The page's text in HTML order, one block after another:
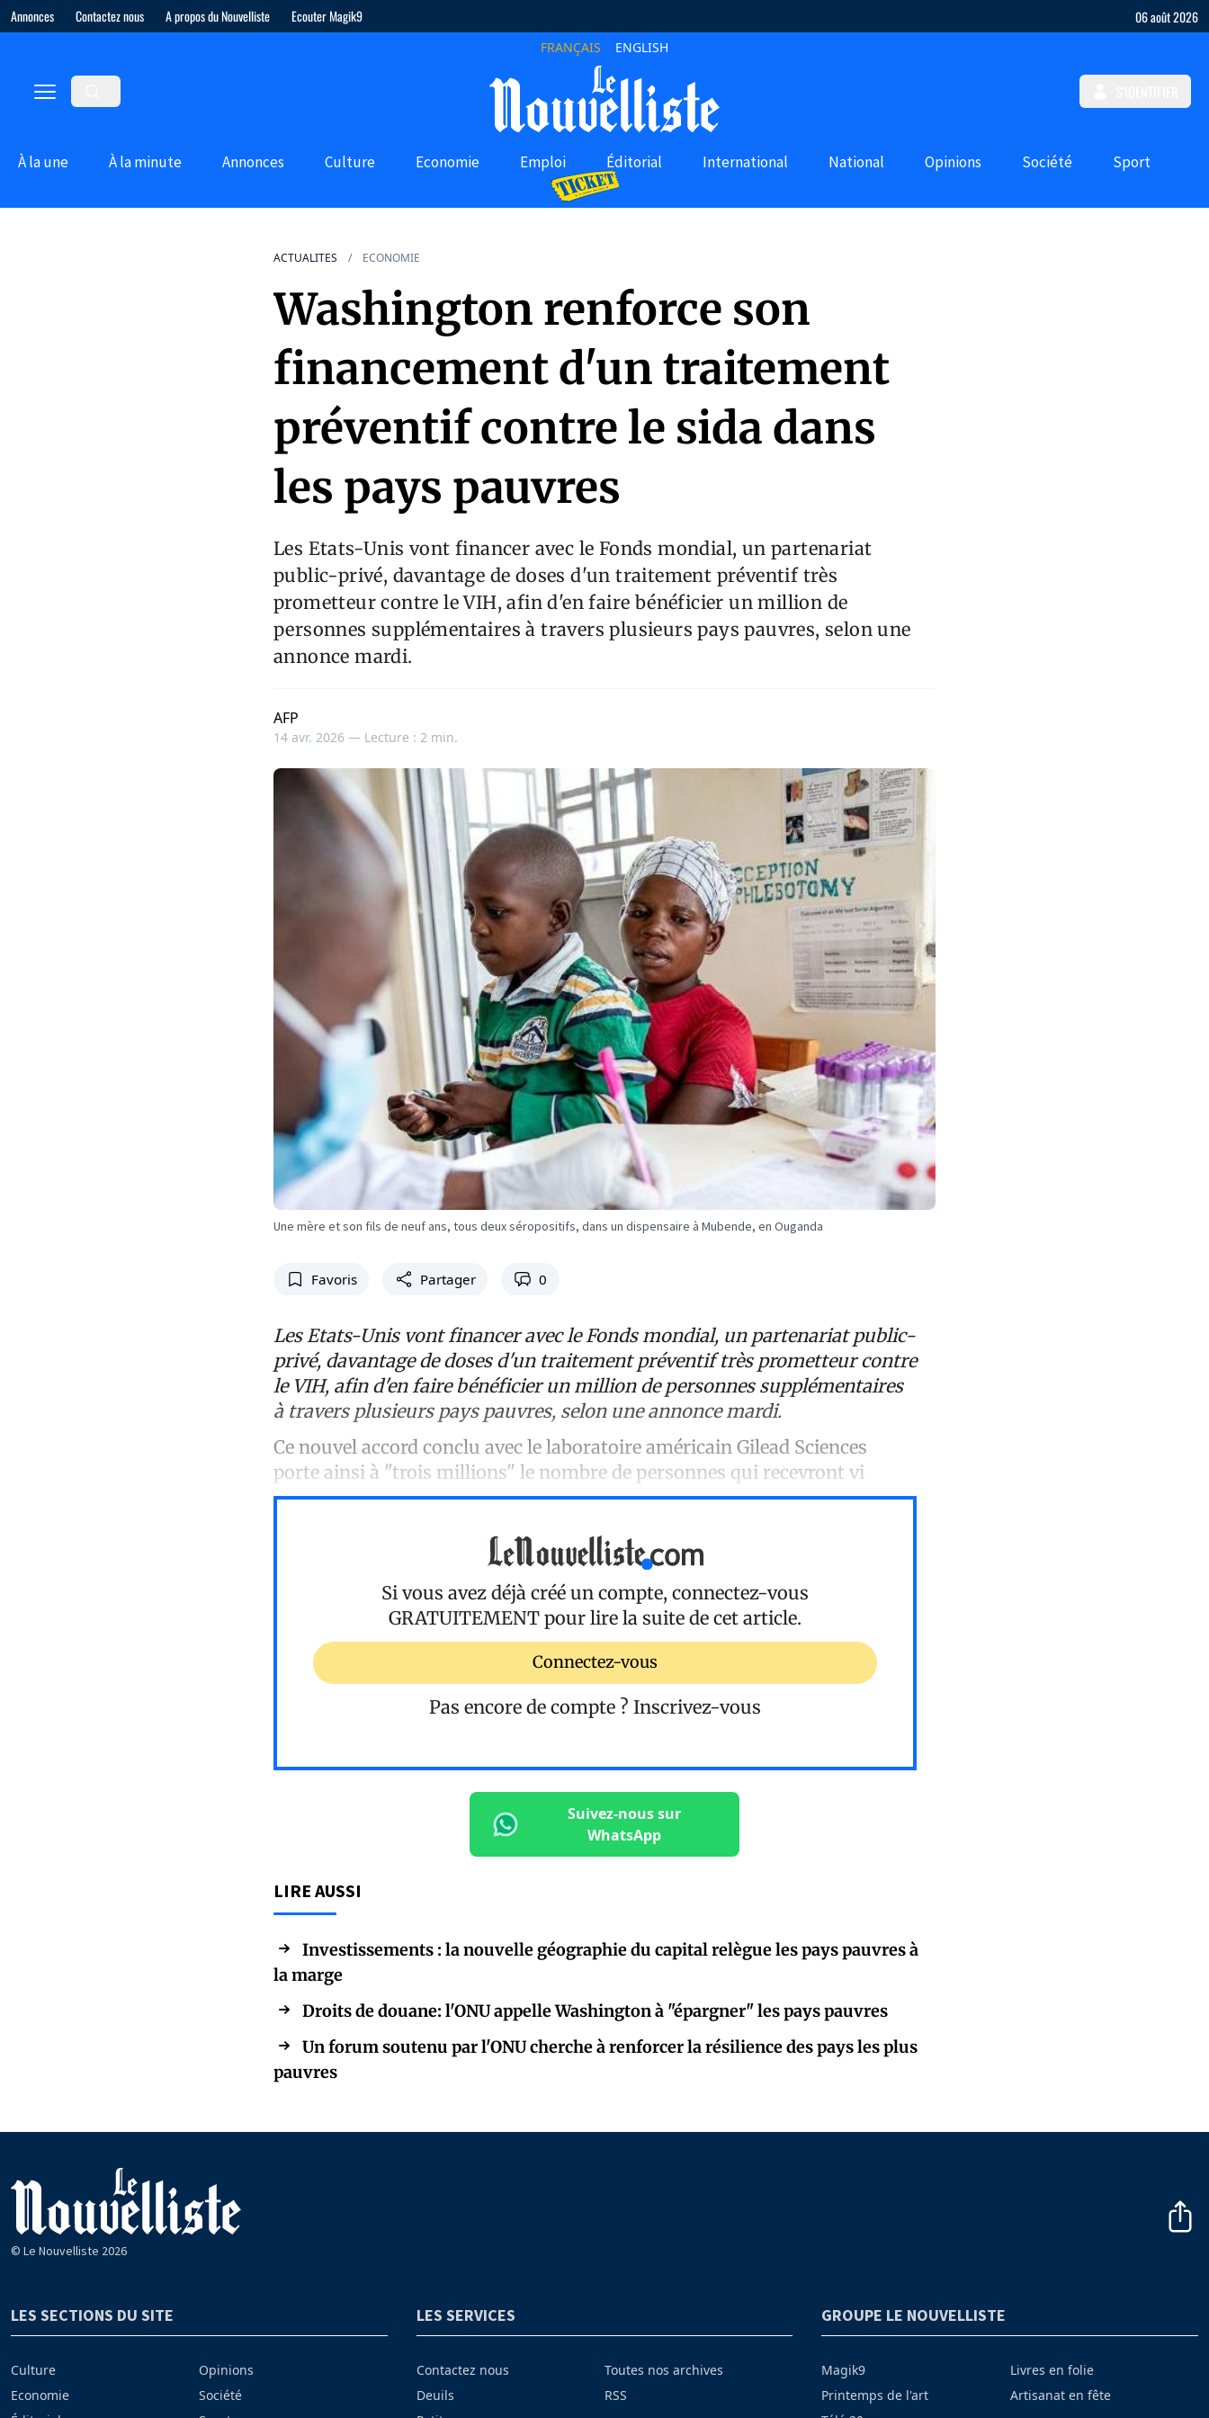
Annonces Contactez nous A propos du Nouvelliste Ecouter Magik9 06 août 2026
FRANÇAIS ENGLISH
À la une À la minute Annonces Culture Economie Emploi Éditorial International National Opinions Société Sport
ACTUALITES ECONOMIE
Washington renforce son
financement d'un traitement
préventif contre le sida dans
les pays pauvres
Les Etats-Unis vont financer avec le Fonds mondial, un partenariat
public-privé, davantage de doses d'un traitement préventif très
prometteur contre le VIH, afin d'en faire bénéficier un million de
personnes supplémentaires à travers plusieurs pays pauvres, selon une
annonce mardi.
AFP
14 avr. 2026 — Lecture : 2 min.
Une mère et son fils de neuf ans, tous deux séropositifs, dans un dispensaire à Mubende, en Ouganda
Favoris Partager 0
Les Etats-Unis vont financer avec le Fonds mondial, un partenariat public-
privé, davantage de doses d'un traitement préventif très prometteur contre
le VIH, afin d'en faire bénéficier un million de personnes supplémentaires
à travers plusieurs pays pauvres, selon une annonce mardi.
Ce nouvel accord conclu avec le laboratoire américain Gilead Sciences
porte ainsi à "trois millions" le nombre de personnes qui recevront vi
Si vous avez déjà créé un compte, connectez-vous
GRATUITEMENT pour lire la suite de cet article.
Connectez-vous
Pas encore de compte ? Inscrivez-vous
Suivez-nous sur
WhatsApp
LIRE AUSSI
Investissements : la nouvelle géographie du capital relègue les pays pauvres à
la marge
Droits de douane: l'ONU appelle Washington à "épargner" les pays pauvres
Un forum soutenu par l'ONU cherche à renforcer la résilience des pays les plus
pauvres
© Le Nouvelliste 2026
LES SECTIONS DU SITE
Culture
Economie
Opinions
Société
LES SERVICES
Contactez nous
Deuils
Toutes nos archives
RSS
GROUPE LE NOUVELLISTE
Magik9
Printemps de l'art
Livres en folie
Artisanat en fête